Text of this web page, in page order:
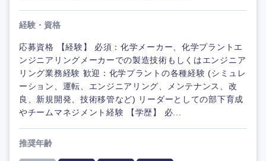
経験・資格
応募資格 【経験】 必須：化学メーカー、化学プラントエ
ンジニアリングメーカーでの製造技術もしくはエンジニア
リング業務経験 歓迎：化学プラントの各種経験 (シミュレ
ーション、運転、エンジニアリング、メンテナンス、改
良、新規開発、技術移管など) リーダーとしての部下育成
やチームマネジメント経験 【学歴】 必...
推奨年齢